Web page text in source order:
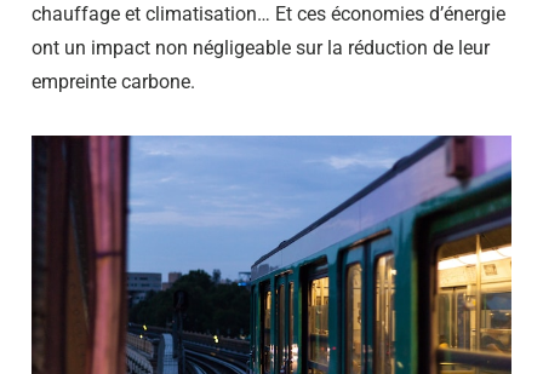
chauffage et climatisation… Et ces économies d’énergie
ont un impact non négligeable sur la réduction de leur
empreinte carbone.